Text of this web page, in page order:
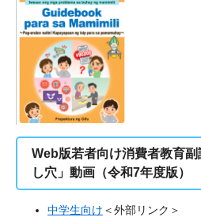
Web版若者向け消費者教育
し穴」動画（令和7年度版）
中学生向け ＜外部リンク＞